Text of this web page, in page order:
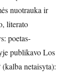
nuotrauka ir
literato
poetas-
publikavo Los
netaisyta):